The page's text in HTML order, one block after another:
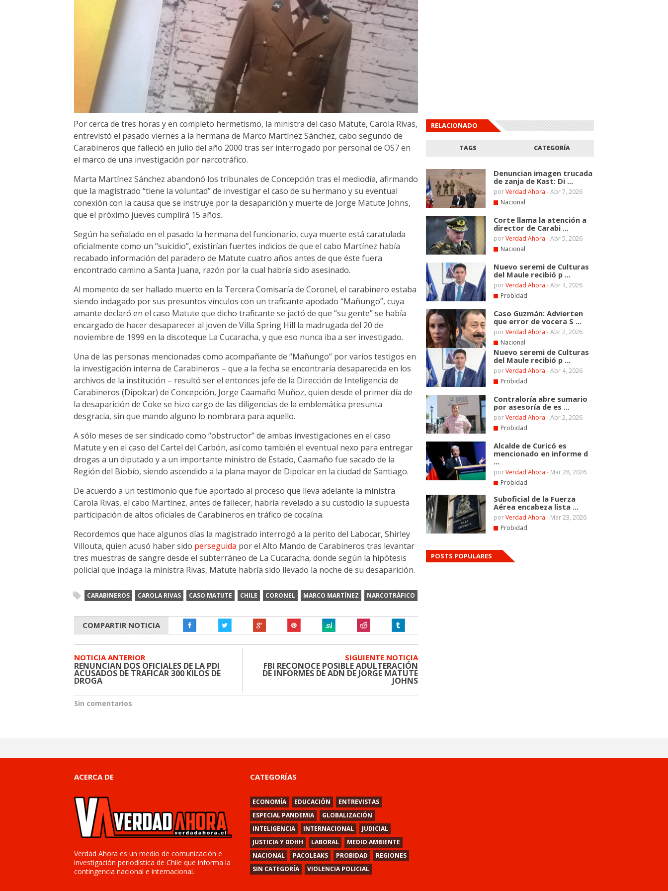
Por cerca de tres horas y en completo hermetismo, la ministra del caso Matute, Carola Rivas,
entrevistó el pasado viernes a la hermana de Marco Martínez Sánchez, cabo segundo de
Carabineros que falleció en julio del año 2000 tras ser interrogado por personal de OS7 en
el marco de una investigación por narcotráfico.
Marta Martínez Sánchez abandonó los tribunales de Concepción tras el mediodía, afirmando
que la magistrado “tiene la voluntad” de investigar el caso de su hermano y su eventual
conexión con la causa que se instruye por la desaparición y muerte de Jorge Matute Johns,
que el próximo jueves cumplirá 15 años.
Según ha señalado en el pasado la hermana del funcionario, cuya muerte está caratulada
oficialmente como un “suicidio”, existirían fuertes indicios de que el cabo Martínez había
recabado información del paradero de Matute cuatro años antes de que éste fuera
encontrado camino a Santa Juana, razón por la cual habría sido asesinado.
Al momento de ser hallado muerto en la Tercera Comisaría de Coronel, el carabinero estaba
siendo indagado por sus presuntos vínculos con un traficante apodado “Mañungo”, cuya
amante declaró en el caso Matute que dicho traficante se jactó de que “su gente” se había
encargado de hacer desaparecer al joven de Villa Spring Hill la madrugada del 20 de
noviembre de 1999 en la discoteque La Cucaracha, y que eso nunca iba a ser investigado.
Una de las personas mencionadas como acompañante de “Mañungo” por varios testigos en
la investigación interna de Carabineros – que a la fecha se encontraría desaparecida en los
archivos de la institución – resultó ser el entonces jefe de la Dirección de Inteligencia de
Carabineros (Dipolcar) de Concepción, Jorge Caamaño Muñoz, quien desde el primer día de
la desaparición de Coke se hizo cargo de las diligencias de la emblemática presunta
desgracia, sin que mando alguno lo nombrara para aquello.
A sólo meses de ser sindicado como “obstructor” de ambas investigaciones en el caso
Matute y en el caso del Cartel del Carbón, así como también el eventual nexo para entregar
drogas a un diputado y a un importante ministro de Estado, Caamaño fue sacado de la
Región del Biobío, siendo ascendido a la plana mayor de Dipolcar en la ciudad de Santiago.
De acuerdo a un testimonio que fue aportado al proceso que lleva adelante la ministra
Carola Rivas, el cabo Martínez, antes de fallecer, habría revelado a su custodio la supuesta
participación de altos oficiales de Carabineros en tráfico de cocaína.
Recordemos que hace algunos días la magistrado interrogó a la perito del Labocar, Shirley
Villouta, quien acusó haber sido perseguida por el Alto Mando de Carabineros tras levantar
tres muestras de sangre desde el subterráneo de La Cucaracha, donde según la hipótesis
policial que indaga la ministra Rivas, Matute habría sido llevado la noche de su desaparición.
CARABINEROS CAROLA RIVAS CASO MATUTE CHILE CORONEL MARCO MARTÍNEZ NARCOTRÁFICO
COMPARTIR NOTICIA
NOTICIA ANTERIOR
RENUNCIAN DOS OFICIALES DE LA PDI
ACUSADOS DE TRAFICAR 300 KILOS DE
DROGA
SIGUIENTE NOTICIA
FBI RECONOCE POSIBLE ADULTERACIÓN
DE INFORMES DE ADN DE JORGE MATUTE
JOHNS
Sin comentarios
RELACIONADO
TAGS CATEGORÍA
Denuncian imagen trucada
de zanja de Kast: Di ...
porVerdad Ahora -Abr 7, 2026
Nacional
Corte llama la atención a
director de Carabi ...
porVerdad Ahora -Abr 5, 2026
Nacional
Nuevo seremi de Culturas
del Maule recibió p ...
porVerdad Ahora -Abr 4, 2026
Probidad
Caso Guzmán: Advierten
que error de vocera S ...
porVerdad Ahora -Abr 2, 2026
Nacional
Nuevo seremi de Culturas
del Maule recibió p ...
porVerdad Ahora -Abr 4, 2026
Probidad
Contraloría abre sumario
por asesoría de es ...
porVerdad Ahora -Abr 2, 2026
Probidad
Alcalde de Curicó es
mencionado en informe d
...
porVerdad Ahora - Mar 28, 2026
Probidad
Suboficial de la Fuerza
Aérea encabeza lista ...
porVerdad Ahora - Mar 23, 2026
Probidad
POSTS POPULARES
ACERCA DE
Verdad Ahora es un medio de comunicación e
investigación periodística de Chile que informa la
contingencia nacional e internacional.
CATEGORÍAS
ECONOMÍA EDUCACIÓN
ENTREVISTAS
ESPECIAL PANDEMIA
GLOBALIZACIÓN
INTELIGENCIA
INTERNACIONAL
JUDICIAL
JUSTICIA Y DDHH
LABORAL
MEDIO AMBIENTE
NACIONAL
PACOLEAKS PROBIDAD
REGIONES
SIN CATEGORÍA
VIOLENCIA POLICIAL